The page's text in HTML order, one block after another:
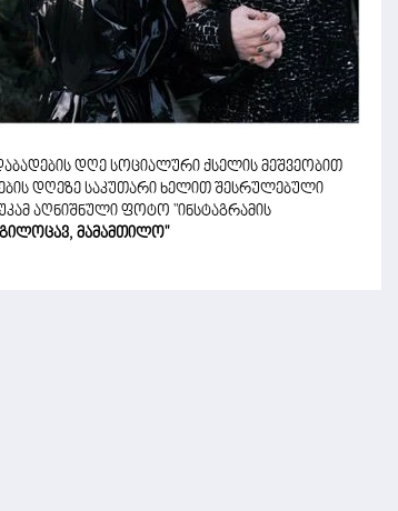
დღე სოციალური ქსელის მეშვეობით
დღეზე საკუთარი ხელით შესრულებული
აღნიშნული ფოტო "ინსტაგრამის
მამამთილო"